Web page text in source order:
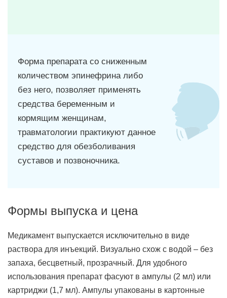
Форма препарата со сниженным
количеством эпинефрина либо
без него, позволяет применять
средства беременным и
кормящим женщинам,
травматологии практикуют данное
средство для обезболивания
суставов и позвоночника.
Формы выпуска и цена
Медикамент выпускается исключительно в виде
раствора для инъекций. Визуально схож с водой – без
запаха, бесцветный, прозрачный. Для удобного
использования препарат фасуют в ампулы (2 мл) или
картриджи (1,7 мл). Ампулы упакованы в картонные